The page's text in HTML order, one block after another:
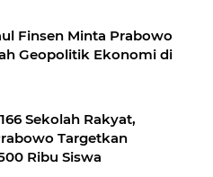
Finsen Minta Prabowo
Geopolitik Ekonomi di
Sekolah Rakyat,
Targetkan
Ribu Siswa